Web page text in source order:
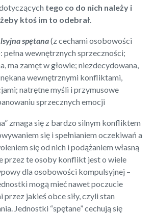
tego co do nich należy i
ktoś im to odebrał.
spętana(z cechami osobowości
wewnętrznych sprzeczności;
ma zamęt w głowie; niezdecydowana,
wewnętrznymi konfliktami,
natrętne myśli i przymusowe
sprzecznych emocji
zmaga się z bardzo silnym konfliktem
się i spełnianiem oczekiwań a
się od nich i podążaniem własną
przez te osoby konflikt jest o wiele
dla osobowości kompulsyjnej –
mogą mieć nawet poczucie
jakieś obce siły, czyli stan
Jednostki “spętane” cechują się